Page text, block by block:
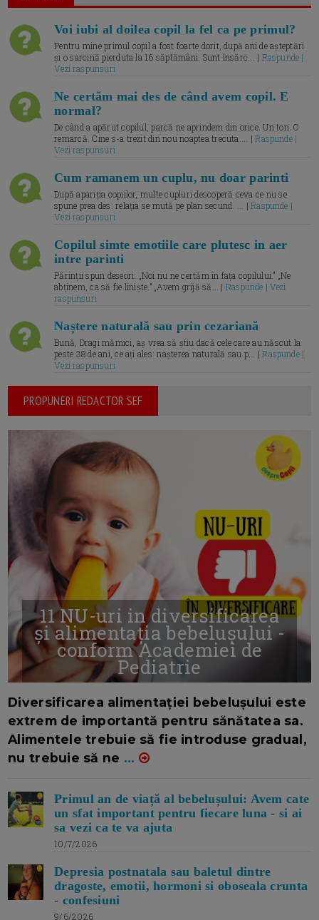
Voi iubi al doilea copil la fel ca pe primul?
Pentru mine primul copil a fost foarte dorit, după ani de așteptări
și o sarcină pierduta la 16 săptămâni. Sunt însărc... | Raspunde |
Vezi raspunsuri
Ne certăm mai des de când avem copil. E
normal?
De când a apărut copilul, parcă ne aprindem din orice. Un ton. O
remarcă. Cine s-a trezit din nou noaptea trecuta.... |Raspunde |
Vezi raspunsuri
Cum ramanem un cuplu, nu doar parinti
După apariția copiilor, multe cupluri descoperă ceva ce nu se
spune prea des: relația se mută pe plan secund. ... |Raspunde |
Vezi raspunsuri
Copilul simte emotiile care plutesc in aer
intre parinti
Părinții spun deseori: „Noi nu ne certăm în fața copilului.” „Ne
abținem, ca să fie liniște.” „Avem grijă să... | Raspunde | Vezi
raspunsuri
Naștere naturală sau prin cezariană
Bună, Dragi mămici, aș vrea să știu dacă cele care au născut la
peste 38 de ani, ce ați ales: nașterea naturală sau p... |Raspunde |
Vezi raspunsuri
PROPUNERI REDACTOR SEF
11 NU-uri in diversificarea
și alimentația bebelușului -
conform Academiei de
Pediatrie
Diversificarea alimentației bebelușului este
extrem de importantă pentru sănătatea sa.
Alimentele trebuie să fie introduse gradual,
nu trebuie să ne ...
Primul an de viață al bebelușului: Avem cate
un sfat important pentru fiecare luna - si ai
sa vezi ca te va ajuta
10/7/2026
Depresia postnatala sau baletul dintre
dragoste, emotii, hormoni si oboseala crunta
- confesiuni
9/6/2026